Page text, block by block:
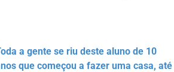
a gente se riu deste aluno de 10
que começou a fazer uma casa, até